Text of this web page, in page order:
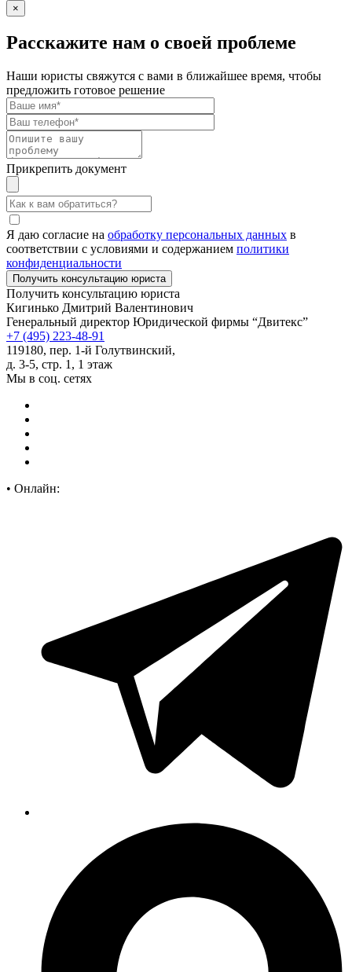
×
Расскажите нам о своей проблеме
Наши юристы свяжутся с вами в ближайшее время, чтобы
предложить готовое решение
Прикрепить документ
Я даю согласие на обработку персональных данных в
соответствии с условиями и содержанием политики
конфиденциальности
Получить консультацию юриста
Кигинько Дмитрий Валентинович
Генеральный директор Юридической фирмы “Двитекс”
+7 (495) 223-48-91
119180, пер. 1-й Голутвинский,
д. 3-5, стр. 1, 1 этаж
Мы в соц. сетях
• Онлайн: